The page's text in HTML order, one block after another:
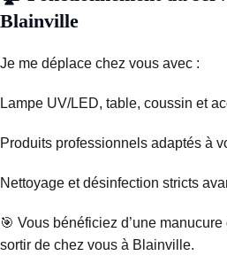
Blainville
Je me déplace chez vous avec :
Lampe UV/LED, table, coussin et
Produits professionnels adaptés à
Nettoyage et désinfection stricts
🎯 Vous bénéficiez d’une
sortir de chez vous à Blainville.